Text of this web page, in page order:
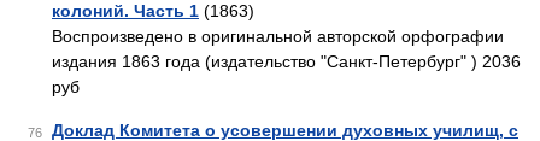
колоний. Часть 1 (1863)
Воспроизведено в оригинальной авторской орфографии
издания 1863 года (издательство "Санкт-Петербург" ) 2036
руб
76
Доклад Комитета о усовершении духовных училищ, с